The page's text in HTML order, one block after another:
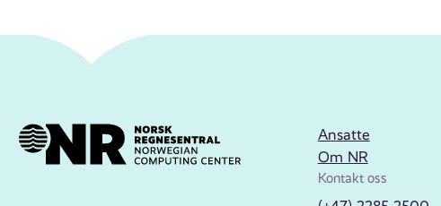
Ansatte
Om NR
Kontakt oss